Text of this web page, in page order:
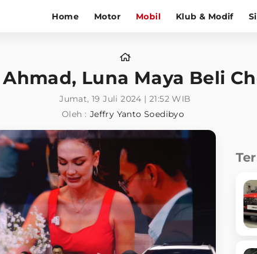
Home Motor Mobil Klub & Modif
Luna Maya Beli
Jumat, 19 Juli 2024 | 21:52 WIB
Oleh : Jeffry Yanto Soedibyo